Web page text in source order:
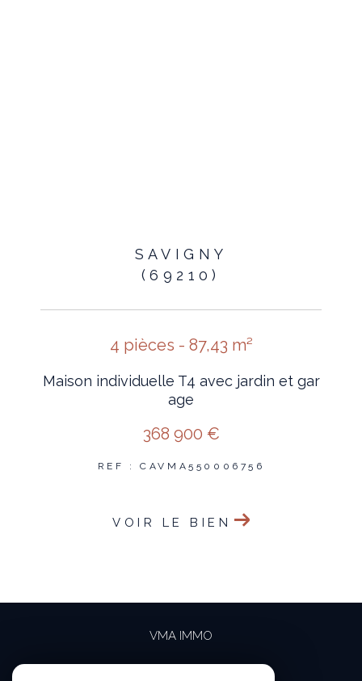
SAVIGNY
(69210)
4 pièces - 87,43 m²
Maison individuelle T4 avec jardin et gar
age
368 900 €
REF : CAVMA550006756
VOIR LE BIEN
VMA IMMO